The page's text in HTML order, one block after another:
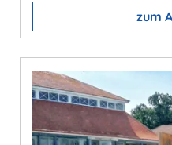
zum